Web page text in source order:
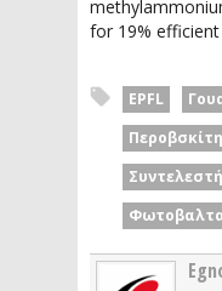
for 19% efficient
EPFL